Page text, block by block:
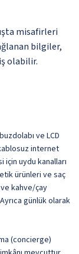
misafirleri
bilgiler,
olabilir.
ve LCD
internet
uydu kanalları
ürünleri ve saç
kahve/çay
günlük olarak
(concierge)